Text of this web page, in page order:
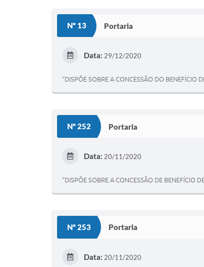
Nº 13 Portaria
Data: 29/12/2020
“DISPÕE SOBRE A CONCESSÃO DO BENEFÍCIO
Nº 252 Portaria
Data: 20/11/2020
“DISPÕE SOBRE A CONCESSÃO DE BENEFÍCIO
Nº 253 Portaria
Data: 20/11/2020